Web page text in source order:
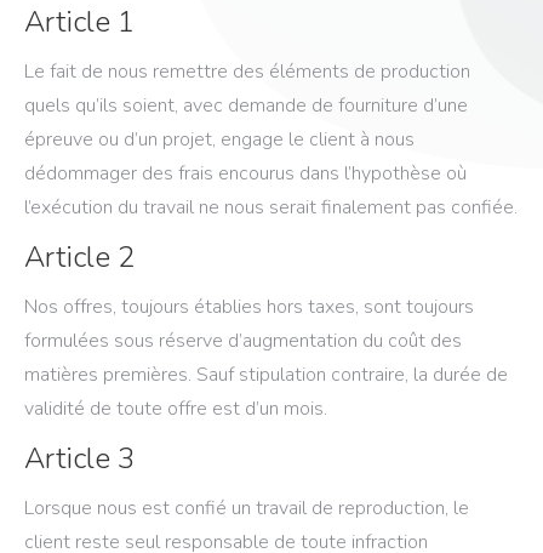
Article 1
Le fait de nous remettre des éléments de production
quels qu’ils soient, avec demande de fourniture d’une
épreuve ou d’un projet, engage le client à nous
dédommager des frais encourus dans l’hypothèse où
l’exécution du travail ne nous serait finalement pas confiée.
Article 2
Nos offres, toujours établies hors taxes, sont toujours
formulées sous réserve d’augmentation du coût des
matières premières. Sauf stipulation contraire, la durée de
validité de toute offre est d’un mois.
Article 3
Lorsque nous est confié un travail de reproduction, le
client reste seul responsable de toute infraction